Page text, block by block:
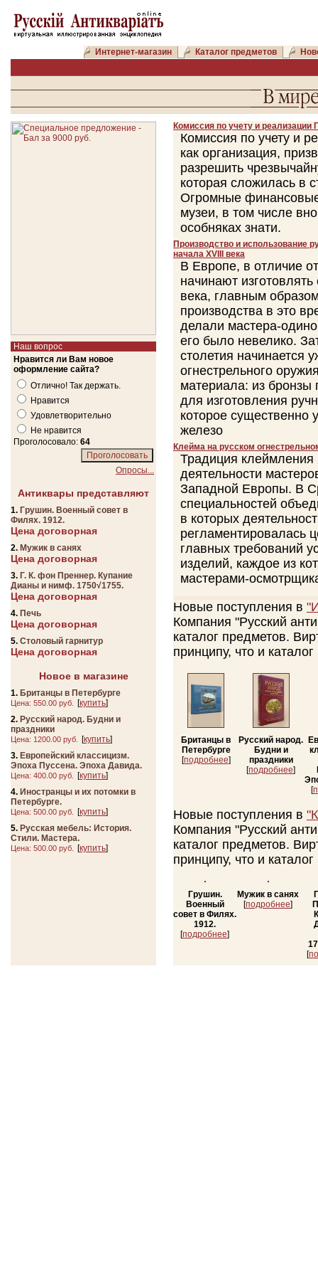
Интернет-магазин Каталог предметов
Наш вопрос
Нравится ли Вам новое
оформление сайта?
Отлично! Так держать.
Нравится
Удовлетворительно
Не нравится
Проголосовало: 64
Опросы...
Антиквары представляют
1. Грушин. Военный совет в
Филях. 1912.
Цена договорная
2. Мужик в санях
Цена договорная
3. Г. К. фон Преннер. Купание
Дианы и нимф. 1750√1755.
Цена договорная
4. Печь
Цена договорная
5. Столовый гарнитур
Цена договорная
Новое в магазине
1. Британцы в Петербурге
Цена: 550.00 руб. [купить]
2. Русский народ. Будни и
праздники
Цена: 1200.00 руб. [купить]
3. Европейский классицизм.
Эпоха Пуссена. Эпоха Давида.
Цена: 400.00 руб. [купить]
4. Иностранцы и их потомки в
Петербурге.
Цена: 500.00 руб. [купить]
5. Русская мебель: История.
Стили. Мастера.
Цена: 500.00 руб. [купить]
Комиссия по учету и реализации
Комиссия по учету и
как организация,
разрешить
которая сложилась в
Огромные
музеи, в том числе
особняках знати.
Производство и использование
начала XVIII века
В Европе, в отличие
начинают
века, главным
производства в это
делали мастера-
его было невелико.
столетия начинается
огнестрельного
материала: из
для изготовления
которое существенно
железо
Клейма на русском
Традиция клеймления
деятельности
Западной Европы. В
специальностей
в которых
регламентировалась
главных требований
изделий, каждое из
мастерами-
Новые поступления в
Компания "Русский
каталог предметов.
принципу, что и
Британцы в
Петербурге
[подробнее]
Русский народ.
Будни и
праздники
[подробнее]
[
Новые поступления в
Компания "Русский
каталог предметов.
принципу, что и
Грушин.
Военный
совет в Филях.
1912.
[подробнее]
Мужик в санях
[подробнее]
[